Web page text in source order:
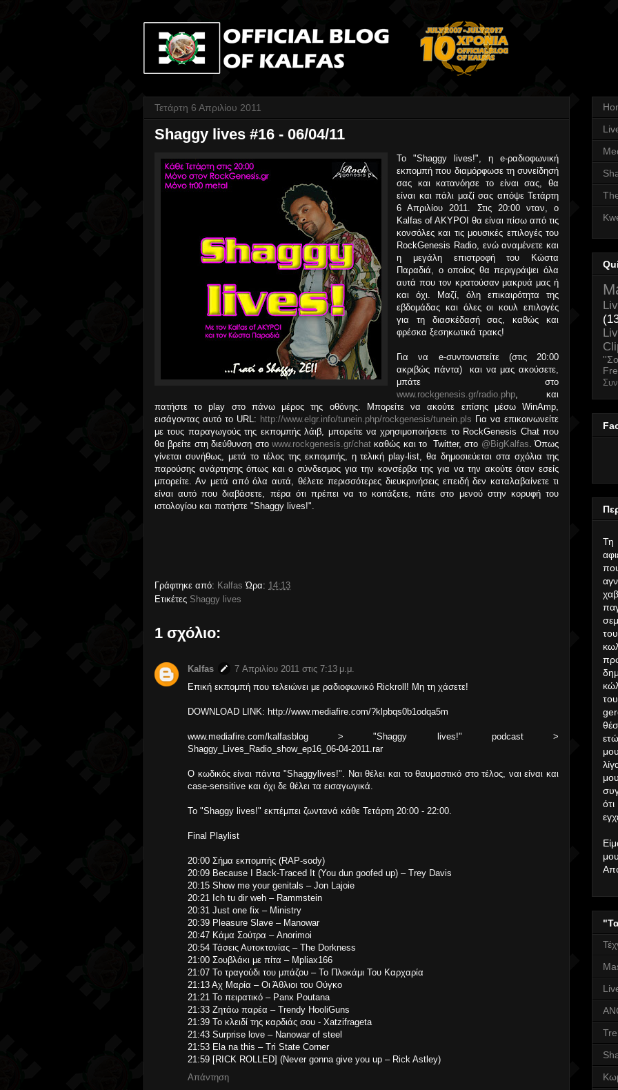
Τετάρτη 6 Απριλίου 2011
Shaggy lives #16 - 06/04/11
Το "Shaggy lives!", η e-ραδιοφωνική
εκπομπή που διαμόρφωσε τη συνείδησή
σας και κατανόησε το είναι σας, θα
είναι και πάλι μαζί σας απόψε Τετάρτη
6 Απριλίου 2011. Στις 20:00 νταν, ο
Kalfas of AKYPOI θα είναι πίσω από τις
κονσόλες και τις μουσικές επιλογές του
RockGenesis Radio, ενώ αναμένετε και
η μεγάλη επιστροφή του Κώστα
Παραδιά, ο οποίος θα περιγράψει όλα
αυτά που τον κρατούσαν μακρυά μας ή
και όχι. Μαζί, όλη επικαιρότητα της
εβδομάδας και όλες οι κουλ επιλογές
για τη διασκέδασή σας, καθώς και
φρέσκα ξεσηκωτικά τρακς!
Για να e-συντονιστείτε (στις 20:00
ακριβώς πάντα) και να μας ακούσετε,
μπάτε στο
www.rockgenesis.gr/radio.php, και
πατήστε το play στο πάνω μέρος της οθόνης. Μπορείτε να ακούτε επίσης μέσω WinAmp,
εισάγοντας αυτό το URL: http://www.elgr.info/tunein.php/rockgenesis/tunein.pls Για να επικοινωνείτε
με τους παραγωγούς της εκπομπής λάιβ, μπορείτε να χρησιμοποιήσετε το RockGenesis Chat που
θα βρείτε στη διεύθυνση στο www.rockgenesis.gr/chatκαθώς και το Twitter, στο @BigKalfas. Όπως
γίνεται συνήθως, μετά το τέλος της εκπομπής, η τελική play-list, θα δημοσιεύεται στα σχόλια της
παρούσης ανάρτησης όπως και ο σύνδεσμος για την κονσέρβα της για να την ακούτε όταν εσείς
μπορείτε. Αν μετά από όλα αυτά, θέλετε περισσότερες διευκρινήσεις επειδή δεν καταλαβαίνετε τι
είναι αυτό που διαβάσετε, πέρα ότι πρέπει να το κοιτάξετε, πάτε στο μενού στην κορυφή του
ιστολογίου και πατήστε "Shaggy lives!".
Γράφτηκε από: Kalfas Ώρα: 14:13
Ετικέτες Shaggy lives
1 σχόλιο:
Kalfas
7 Απριλίου 2011 στις 7:13 μ.μ.
Επική εκπομπή που τελειώνει με ραδιοφωνικό Rickroll! Μη τη χάσετε!
DOWNLOAD LINK: http://www.mediafire.com/?klpbqs0b1odqa5m
www.mediafire.com/kalfasblog > "Shaggy lives!" podcast >
Shaggy_Lives_Radio_show_ep16_06-04-2011.rar
O κωδικός είναι πάντα "Shaggylives!". Ναι θέλει και το θαυμαστικό στο τέλος, ναι είναι και
case-sensitive και όχι δε θέλει τα εισαγωγικά.
Το "Shaggy lives!" εκπέμπει ζωντανά κάθε Τετάρτη 20:00 - 22:00.
Final Playlist
20:00 Σήμα εκπομπής (RAP-sody)
20:09 Because I Back-Traced It (You dun goofed up) – Trey Davis
20:15 Show me your genitals – Jon Lajoie
20:21 Ich tu dir weh – Rammstein
20:31 Just one fix – Ministry
20:39 Pleasure Slave – Manowar
20:47 Κάμα Σούτρα – Anorimoi
20:54 Τάσεις Αυτοκτονίας – The Dorkness
21:00 Σουβλάκι με πίτα – Mpliax166
21:07 Το τραγούδι του μπάζου – Το Πλοκάμι Του Καρχαρία
21:13 Αχ Μαρία – Οι Άθλιοι του Ούγκο
21:21 Το πειρατικό – Panx Poutana
21:33 Ζητάω παρέα – Trendy HooliGuns
21:39 Το κλειδί της καρδιάς σου - Xatzifrageta
21:43 Surprise love – Nanowar of steel
21:53 Ela na this – Tri State Corner
21:59 [RICK ROLLED] (Never gonna give you up – Rick Astley)
Απάντηση
Τη